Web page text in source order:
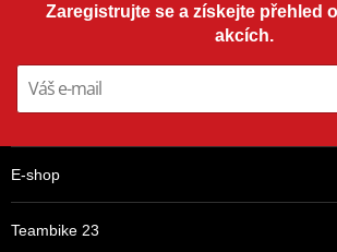
Zaregistrujte se a získejte přehled
akcích.
E-shop
Teambike 23